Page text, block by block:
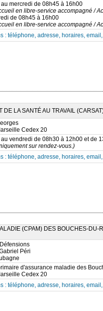
au mercredi de 08h45 à 16h00
en libre-service accompagné /
de 08h45 à 16h00
en libre-service accompagné /
: téléphone, adresse, horaires,
LA SANTÉ AU TRAVAIL
Cedex 20
au vendredi de 08h30 à 12h00 et de
sur rendez-vous.)
: téléphone, adresse, horaires,
(CPAM) DES BOUCHES-DU-
Péri
d'assurance maladie des
Cedex 20
: téléphone, adresse, horaires,